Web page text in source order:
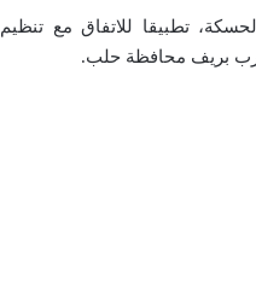
تطبيقا للاتفاق مع تنظيم
بريف محافظة حلب.